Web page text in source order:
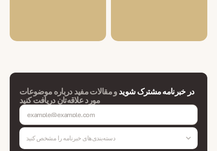
در خبرنامه مشترک شویدو مقالات مفید درباره موضوعات
مورد علاقه‌تان دریافت کنید
دسته‌بندی‌های خبرنامه را مشخص کنید